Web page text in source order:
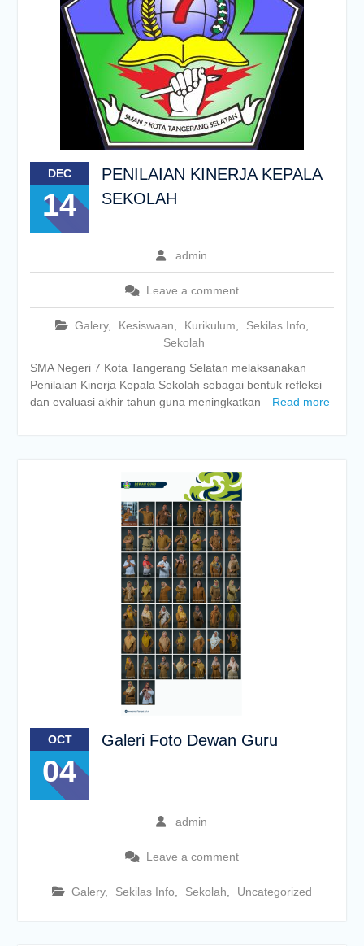
DEC
14
PENILAIAN KINERJA KEPALA
SEKOLAH
admin
Leave a comment
Galery, Kesiswaan Kurikulum Sekilas Info
Sekolah
SMA Negeri 7 Kota Tangerang Selatan melaksanakan
Penilaian Kinerja Kepala Sekolah sebagai bentuk refleksi
dan evaluasi akhir tahun guna meningkatkan
Read more
OCT
04
Galeri Foto Dewan Guru
admin
Leave a comment
Galery, Sekilas Info Sekolah Uncategorized